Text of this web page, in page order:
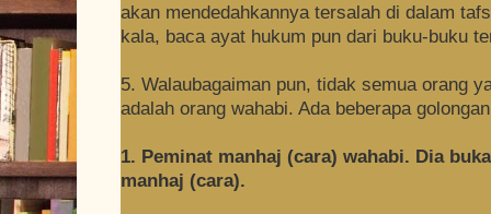
akan mendedahkannya tersalah di dalam
kala, baca ayat hukum pun dari buku-buku
5. Walaubagaiman pun, tidak semua orang
adalah orang wahabi. Ada beberapa
1. Peminat manhaj (cara) wahabi. Dia
manhaj (cara).